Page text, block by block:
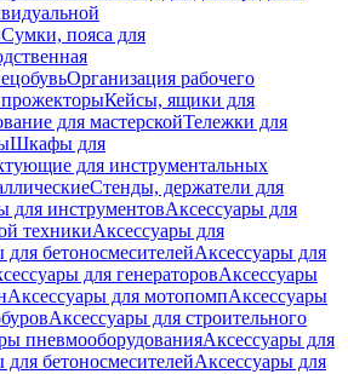
Сумки, пояса для
Организация рабочего
Кейсы, ящики для
для мастерскойТележки для
Шкафы для
для инструментальных
Стенды, держатели для
для инструментовАксессуары для
техникиАксессуары для
для бетоносмесителейАксессуары для
для генераторовАксессуары
Аксессуары для мотопомпАксессуары
Аксессуары для строительного
пневмооборудованияАксессуары для
для бетоносмесителейАксессуары для